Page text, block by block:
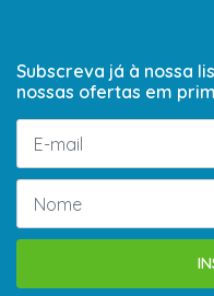
Subscreva já à nossa
nossas ofertas em